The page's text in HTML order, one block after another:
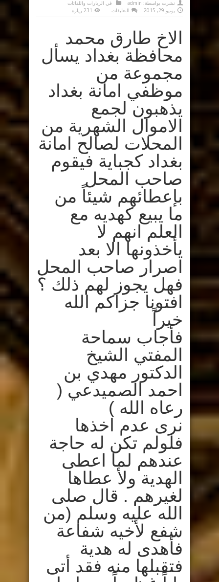
نشرت بواسطة: admin في الزيارات واللقائات
يونيو 29, 2015
التعليقات
يذهبون
لجمع
الاموال
الشهرية
لصالح
امانة
بغداد
مغلقة
231 زيارة
الاخ طارق محمد
محافظة بغداد يسأل
مجموعة من
موظفي امانة بغداد
يذهبون لجمع
الاموال الشهرية من
المحلات لصالح امانة
بغداد كجباية فيقوم
صاحب المحل
بإعطائهم شيئاً من
ما يبيع كهديه مع
العلم انهم لا
يأخذونها الا بعد
اصرار صاحب المحل
فهل يجوز لهم ذلك ؟
افتونا جزاكم الله
خيراً
فأجاب سماحة
المفتي الشيخ
الدكتور مهدي بن
احمد الصميدعي (
رعاه الله )
نرى عدم اخذها
فلولم تكن له حاجة
عندهم لما اعطى
الهدية ولأ عطاها
لغيرهم . قال صلى
الله عليه وسلم (من
شفع لأخيه شفاعة
فأهدى له هدية
فتقبلها منه فقد أتى